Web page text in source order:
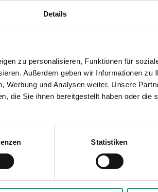
Details
zu personalisieren, Funktionen für
Außerdem geben wir Informationen zu
Werbung und Analysen weiter. Unsere
die Sie ihnen bereitgestellt haben oder die
Statistiken
66x112x45 mm
0, 10, 30, 60, 300 oder 600 s
6m @ 1.8m, 3.6m @ 20m